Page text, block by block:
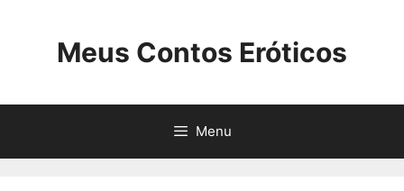
Meus Contos Eróticos
Menu